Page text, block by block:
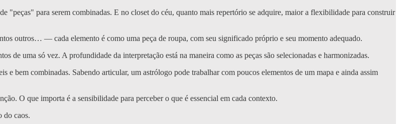
"peças" para serem combinadas. E no closet do céu, quanto mais repertório se adquire, maior a flexibilidade para construir
outros… — cada elemento é como uma peça de roupa, com seu significado próprio e seu momento adequado.
uma só vez. A profundidade da interpretação está na maneira como as peças são selecionadas e harmonizadas.
e bem combinadas. Sabendo articular, um astrólogo pode trabalhar com poucos elementos de um mapa e ainda assim
O que importa é a sensibilidade para perceber o que é essencial em cada contexto.
do caos.